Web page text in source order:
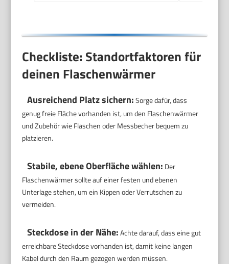
Checkliste: Standortfaktoren für
deinen Flaschenwärmer
Ausreichend Platz sichern:Sorge dafür, dass
genug freie Fläche vorhanden ist, um den Flaschenwärmer
und Zubehör wie Flaschen oder Messbecher bequem zu
platzieren.
Stabile, ebene Oberfläche wählen: Der
Flaschenwärmer sollte auf einer festen und ebenen
Unterlage stehen, um ein Kippen oder Verrutschen zu
vermeiden.
Steckdose in der Nähe:Achte darauf, dass eine gut
erreichbare Steckdose vorhanden ist, damit keine langen
Kabel durch den Raum gezogen werden müssen.